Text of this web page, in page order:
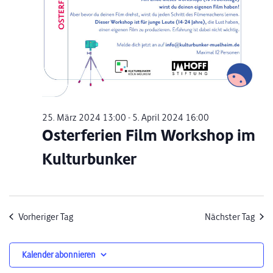
Osterferien Film Workshop im
Kulturbunker
25. März 2024 13:00 - 5. April 2024 16:00
Vorheriger Tag Nächster Tag
Kalender abonnieren